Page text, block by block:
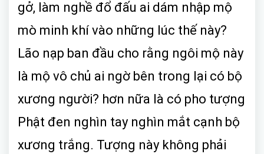
gở, làm nghề đổ đấu ai dám nhập mộ
mò minh khí vào những lúc thế này?
Lão nạp ban đầu cho rằng ngôi mộ này
là mộ vô chủ ai ngờ bên trong lại có bộ
xương người? hơn nữa là có pho tượng
Phật đen nghìn tay nghìn mắt cạnh bộ
xương trắng. Tượng này không phải